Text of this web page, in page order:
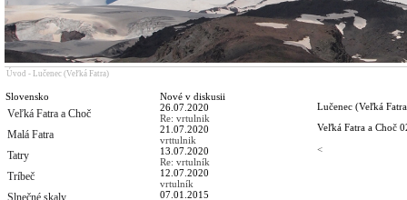
Úvod - Lučenec (Veľká Fatra)
Slovensko
Veľká Fatra a Choč
Malá Fatra
Tatry
Tríbeč
Slnečné skaly
Nové v diskusii
26.07.2020
Re: vrtulnik
21.07.2020
vrttulnik
13.07.2020
Re: vrtulník
12.07.2020
vrtulník
07.01.2015
Lučenec (Veľká
Veľká Fatra a Choč
<